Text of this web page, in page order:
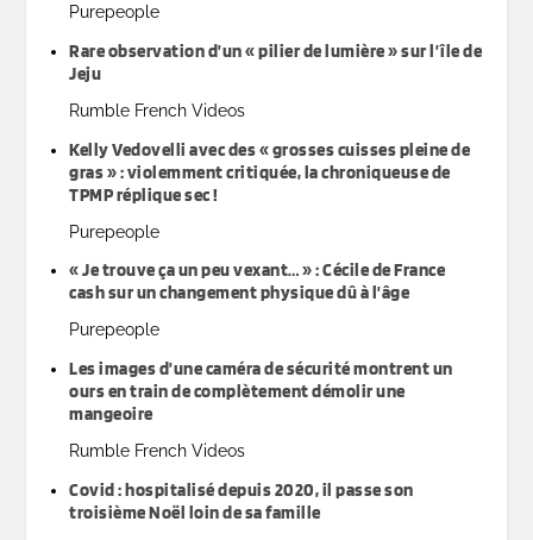
Purepeople
Rare observation d’un « pilier de lumière » sur l’île de
Jeju
Rumble French Videos
Kelly Vedovelli avec des « grosses cuisses pleine de
gras » : violemment critiquée, la chroniqueuse de
TPMP réplique sec !
Purepeople
« Je trouve ça un peu vexant… » : Cécile de France
cash sur un changement physique dû à l’âge
Purepeople
Les images d’une caméra de sécurité montrent un
ours en train de complètement démolir une
mangeoire
Rumble French Videos
Covid : hospitalisé depuis 2020, il passe son
troisième Noël loin de sa famille